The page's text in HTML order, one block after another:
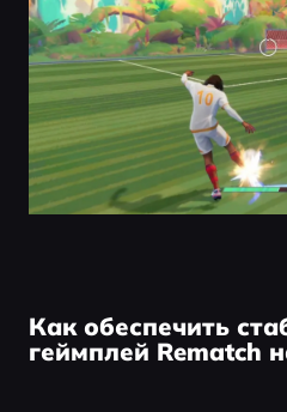
Как обеспечить
геймплей Rematch